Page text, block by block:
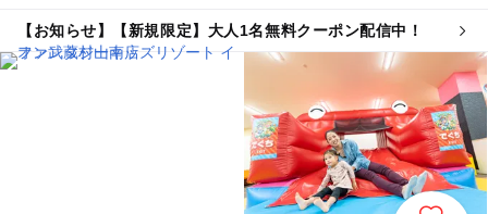
【お知らせ】【新規限定】大人1名無料クーポン配信中！